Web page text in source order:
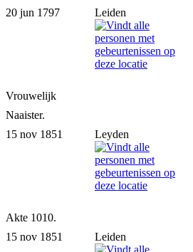
20 jun 1797 Leiden
Vrouwelijk
Naaister.
15 nov 1851 Leyden
Akte 1010.
15 nov 1851 Leiden